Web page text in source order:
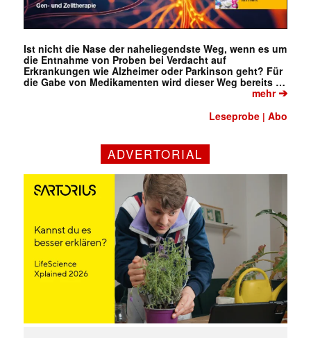
Ist nicht die Nase der naheliegendste Weg, wenn es um
die Entnahme von Proben bei Verdacht auf
Erkrankungen wie Alzheimer oder Parkinson geht? Für
die Gabe von Medikamenten wird dieser Weg bereits …
mehr➔
Leseprobe |Abo
ADVERTORIAL